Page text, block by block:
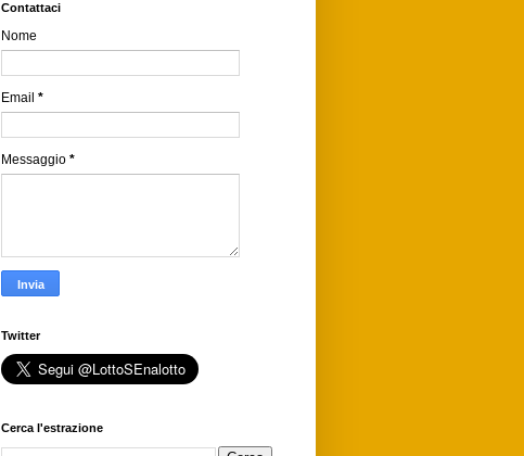
Contattaci
Nome
Email *
Messaggio *
Twitter
Cerca l'estrazione